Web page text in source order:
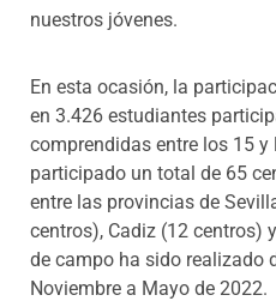
nuestros jóvenes.
En esta ocasión, la
en 3.426 estudiantes
comprendidas entre los 15 y
participado un total de 65
entre las provincias de
centros), Cadiz (12 centros)
de campo ha sido realizado
Noviembre a Mayo de 2022.